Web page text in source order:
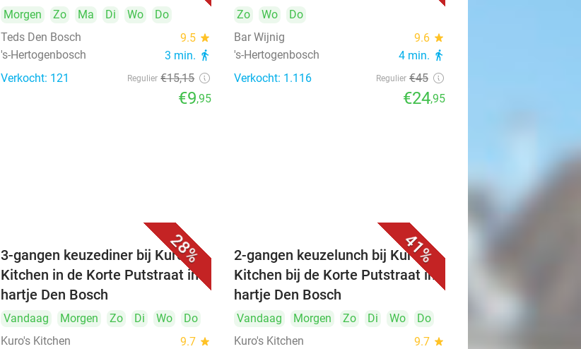
Morgen Zo Ma Di Wo
Do
Teds Den Bosch
9.5 star
's-Hertogenbosch 3 min. directions_walk
Verkocht: 121 Regulier €15,15
€9,95
Zo Wo
Do
Bar Wijnig
9.6 star
's-Hertogenbosch 4 min. directions_walk
Verkocht: 1.116 Regulier €45
€24,95
28%
3-gangen keuzediner bij Kuro's
Kitchen in de Korte Putstraat in
hartje Den Bosch
Vandaag Morgen Zo Di Wo
Do
Kuro's Kitchen
9.7 star
41%
2-gangen keuzelunch bij Kuro's
Kitchen bij de Korte Putstraat in
hartje Den Bosch
Vandaag Morgen Zo Di Wo
Do
Kuro's Kitchen
9.7 star